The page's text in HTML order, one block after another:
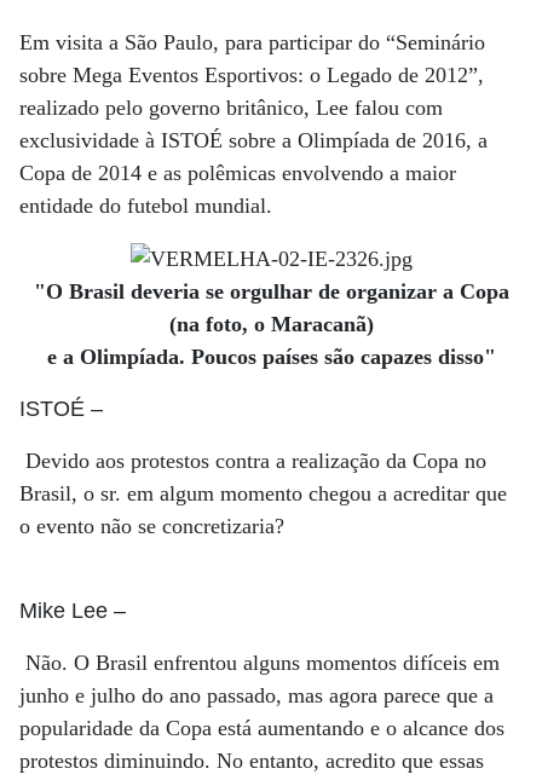
Em visita a São Paulo, para participar do “Seminário
sobre Mega Eventos Esportivos: o Legado de 2012”,
realizado pelo governo britânico, Lee falou com
exclusividade à ISTOÉ sobre a Olimpíada de 2016, a
Copa de 2014 e as polêmicas envolvendo a maior
entidade do futebol mundial.
"O Brasil deveria se orgulhar de organizar a Copa
(na foto, o Maracanã)
e a Olimpíada. Poucos países são capazes disso"
ISTOÉ –
Devido aos protestos contra a realização da Copa no
Brasil, o sr. em algum momento chegou a acreditar que
o evento não se concretizaria?
Mike Lee –
Não. O Brasil enfrentou alguns momentos difíceis em
junho e julho do ano passado, mas agora parece que a
popularidade da Copa está aumentando e o alcance dos
protestos diminuindo. No entanto, acredito que essas